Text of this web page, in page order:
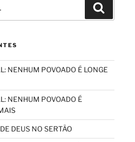
NENHUM POVOADO É LONGE
NENHUM POVOADO É
DEUS NO SERTÃO